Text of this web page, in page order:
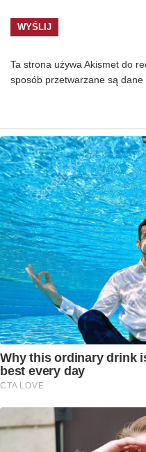
Ta strona używa Akismet do
sposób przetwarzane są dane